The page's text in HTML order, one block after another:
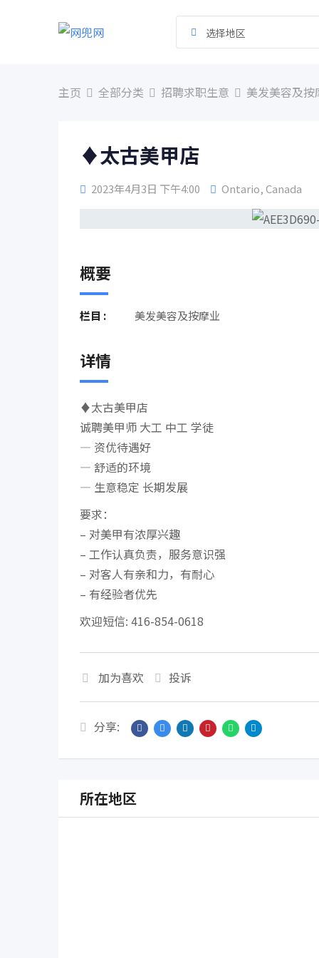
选择地区
主页 全部分类 招聘求职生意 美发美容及按
♦太古美甲店
2023年4月3日 下午4:00 Ontario,Canada
概要
栏目 : 美发美容及按摩业
详情
♦太古美甲店
诚聘美甲师 大工 中工 学徒
— 资优待遇好
— 舒适的环境
— 生意稳定 长期发展
要求：
– 对美甲有浓厚兴趣
– 工作认真负责，服务意识强
– 对客人有亲和力，有耐心
– 有经验者优先
欢迎短信: 416-854-0618
加为喜欢 投诉
分享:
所在地区